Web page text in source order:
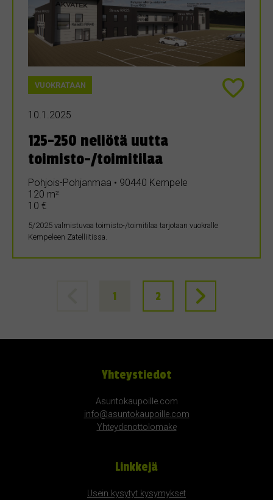
VUOKRATAAN
10.1.2025
125-250 neliötä uutta
toimisto-/toimitilaa
Pohjois-Pohjanmaa • 90440 Kempele
120 m²
10 €
5/2025 valmistuvaa toimisto-/toimitilaa tarjotaan vuokralle
Kempeleen Zatelliitissa.
1 2
Yhteystiedot
Asuntokaupoille.com
info@asuntokaupoille.com
Yhteydenottolomake
Linkkejä
Usein kysytyt kysymykset